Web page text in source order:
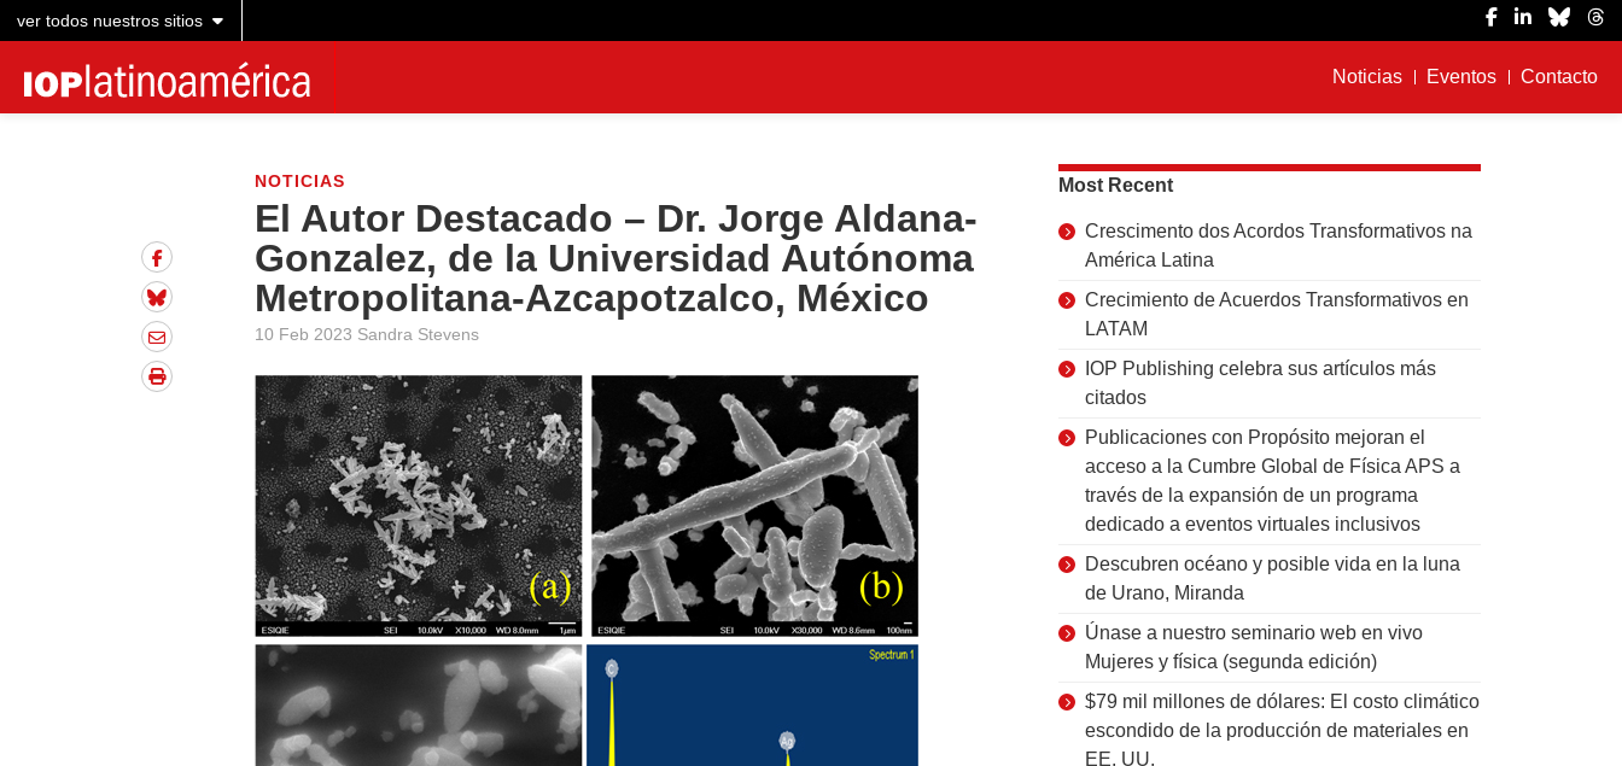
ver todos nuestros sitios
Noticias Eventos Contacto
NOTICIAS
El Autor Destacado – Dr. Jorge Aldana-
Gonzalez, de la Universidad Autónoma
Metropolitana-Azcapotzalco, México
10 Feb 2023 Sandra Stevens
Most Recent
Crescimento dos Acordos Transformativos na
América Latina
Crecimiento de Acuerdos Transformativos en
LATAM
IOP Publishing celebra sus artículos más
citados
Publicaciones con Propósito mejoran el
acceso a la Cumbre Global de Física APS a
través de la expansión de un programa
dedicado a eventos virtuales inclusivos
Descubren océano y posible vida en la luna
de Urano, Miranda
Únase a nuestro seminario web en vivo
Mujeres y física (segunda edición)
$79 mil millones de dólares: El costo climático
escondido de la producción de materiales en
EE. UU.